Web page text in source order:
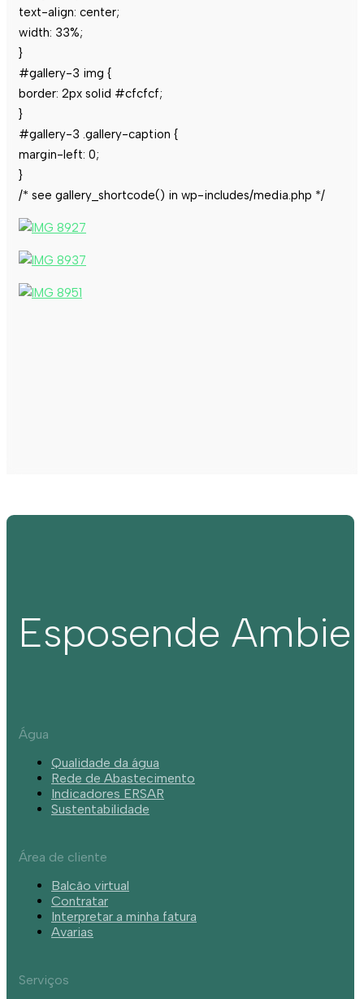
text-align: center;
width: 33%;
}
#gallery-3 img {
border: 2px solid #cfcfcf;
}
#gallery-3 .gallery-caption {
margin-left: 0;
}
/* see gallery_shortcode() in wp-includes/media.php */
Esposende
Água
Qualidade da água
Rede de Abastecimento
Indicadores ERSAR
Sustentabilidade
Área de cliente
Balcão virtual
Contratar
Interpretar a minha fatura
Avarias
Serviços